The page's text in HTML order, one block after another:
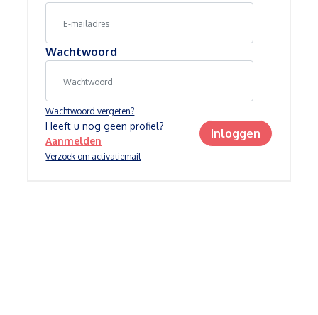
Wachtwoord
Wachtwoord vergeten?
Verzoek om activatiemail
Heeft u nog geen profiel?
Aanmelden
Inloggen